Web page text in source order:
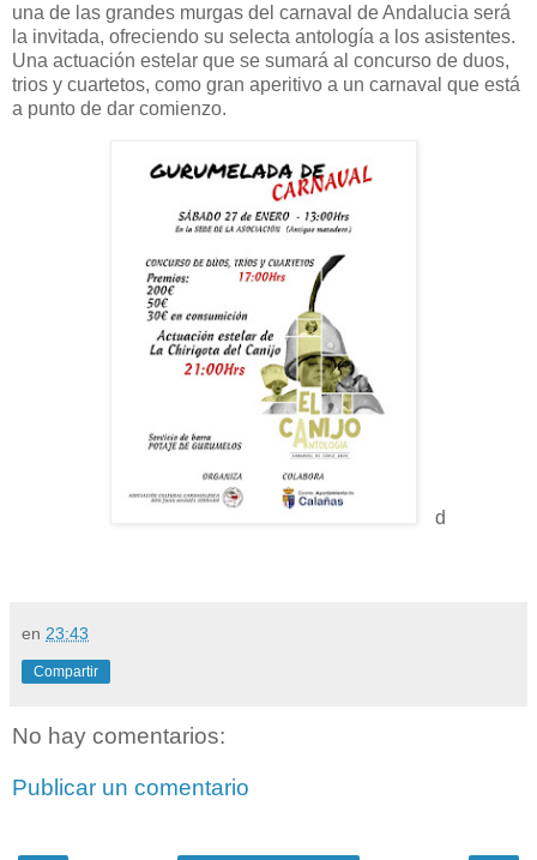
una de las grandes murgas del carnaval de Andalucia será
la invitada, ofreciendo su selecta antología a los asistentes.
Una actuación estelar que se sumará al concurso de duos,
trios y cuartetos, como gran aperitivo a un carnaval que está
a punto de dar comienzo.
d
en 23:43
Compartir
No hay comentarios:
Publicar un comentario